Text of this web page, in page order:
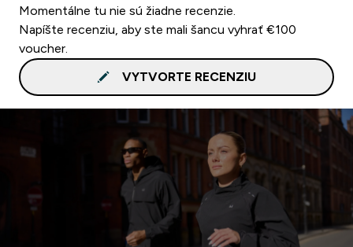
Momentálne tu nie sú žiadne recenzie.
Napíšte recenziu, aby ste mali šancu vyhrať €100
voucher.
VYTVORTE RECENZIU